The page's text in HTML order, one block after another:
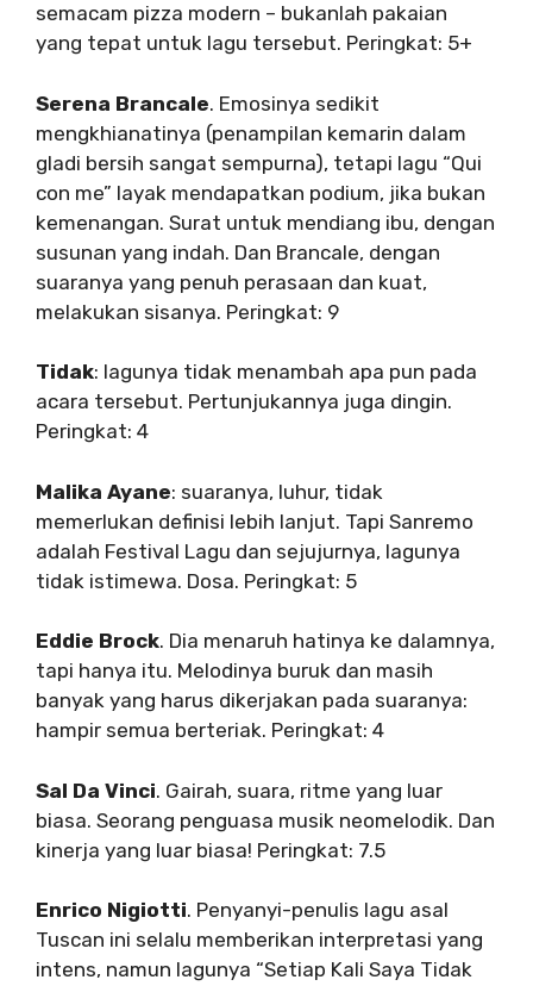
semacam pizza modern – bukanlah pakaian
yang tepat untuk lagu tersebut. Peringkat: 5+
Serena Brancale. Emosinya sedikit
mengkhianatinya (penampilan kemarin dalam
gladi bersih sangat sempurna), tetapi lagu “Qui
con me” layak mendapatkan podium, jika bukan
kemenangan. Surat untuk mendiang ibu, dengan
susunan yang indah. Dan Brancale, dengan
suaranya yang penuh perasaan dan kuat,
melakukan sisanya. Peringkat: 9
Tidak: lagunya tidak menambah apa pun pada
acara tersebut. Pertunjukannya juga dingin.
Peringkat: 4
Malika Ayane: suaranya, luhur, tidak
memerlukan definisi lebih lanjut. Tapi Sanremo
adalah Festival Lagu dan sejujurnya, lagunya
tidak istimewa. Dosa. Peringkat: 5
Eddie Brock. Dia menaruh hatinya ke dalamnya,
tapi hanya itu. Melodinya buruk dan masih
banyak yang harus dikerjakan pada suaranya:
hampir semua berteriak. Peringkat: 4
Sal Da Vinci. Gairah, suara, ritme yang luar
biasa. Seorang penguasa musik neomelodik. Dan
kinerja yang luar biasa! Peringkat: 7.5
Enrico Nigiotti. Penyanyi-penulis lagu asal
Tuscan ini selalu memberikan interpretasi yang
intens, namun lagunya “Setiap Kali Saya Tidak